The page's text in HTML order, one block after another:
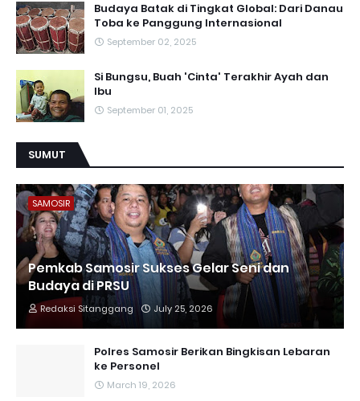
Budaya Batak di Tingkat Global: Dari Danau
Toba ke Panggung Internasional
September 02, 2025
Si Bungsu, Buah 'Cinta' Terakhir Ayah dan
Ibu
September 01, 2025
SUMUT
SAMOSIR
Pemkab Samosir Sukses Gelar Seni dan
Budaya di PRSU
Redaksi Sitanggang July 25, 2026
Polres Samosir Berikan Bingkisan Lebaran
ke Personel
March 19, 2026